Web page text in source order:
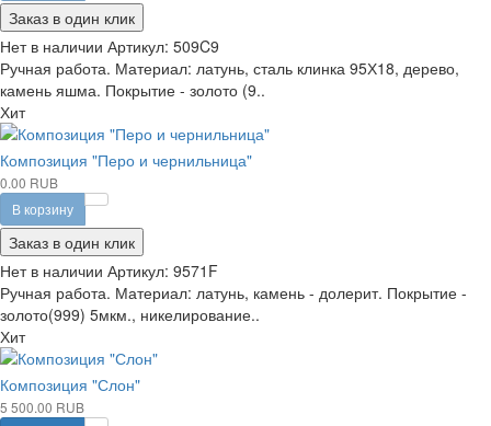
Заказ в один клик
Нет в наличии Артикул: 509C9
Ручная работа. Материал: латунь, сталь клинка 95Х18, дерево,
камень яшма. Покрытие - золото (9..
Хит
Композиция "Перо и чернильница"
0.00 RUB
В корзину
Заказ в один клик
Нет в наличии Артикул: 9571F
Ручная работа. Материал: латунь, камень - долерит. Покрытие -
золото(999) 5мкм., никелирование..
Хит
Композиция "Слон"
5 500.00 RUB